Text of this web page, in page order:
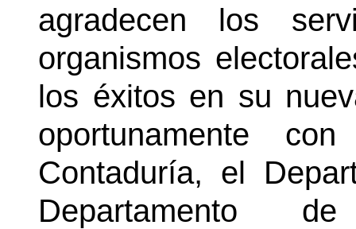
agradecen los
organismos
los éxitos en su
oportunamente
Contaduría, el
Departamento